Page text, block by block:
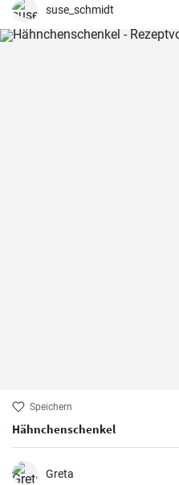
suse_schmidt
Speichern
Hähnchenschenkel
Greta